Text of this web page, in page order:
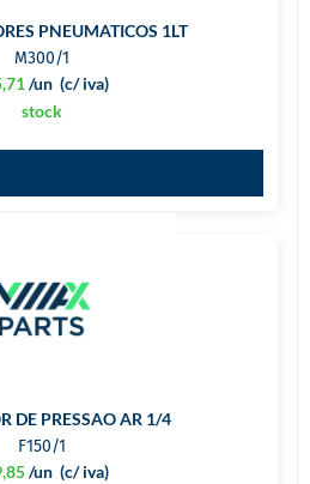
PNEUMATICOS 1LT
M300/1
(c/ iva)
/un
stock
DE PRESSAO AR 1/4
F150/1
(c/ iva)
/un